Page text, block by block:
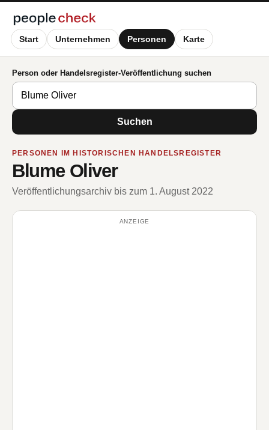
Start Unternehmen Personen Karte
Person oder Handelsregister-Veröffentlichung suchen
Suchen
PERSONEN IM HISTORISCHEN HANDELSREGISTER
Blume Oliver
Veröffentlichungsarchiv bis zum 1. August 2022
ANZEIGE